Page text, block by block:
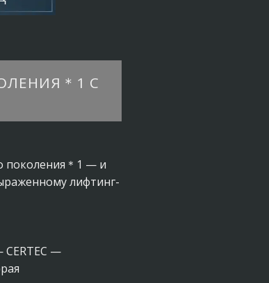
＊1 С
поколения＊1 — и
лифтинг-
CERTEC —